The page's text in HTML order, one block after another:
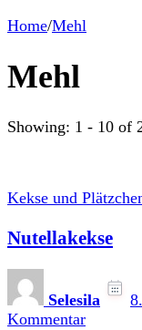
Home/Mehl
Mehl
Showing: 1 - 10 of
Kekse und
Nutellakekse
Selesila
Kommentarzu